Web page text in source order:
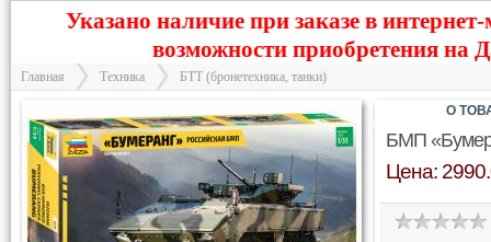
МОТОТЕХНИКА ТЕХНИКА РАЗНАЯ ФИГУРЫ МОДЕЛИ
КРАСКИ И ИНСТРУМЕНТЫ
Указано наличие при заказе в
возможности приобретения на
Главная Техника
>
БТТ (бронетехника, танки)
БМП
Цена:
О